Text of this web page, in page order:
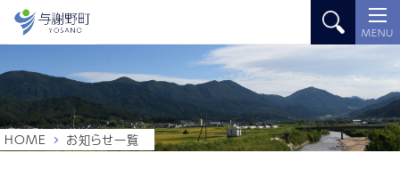
MENU
HOME お知らせ一覧